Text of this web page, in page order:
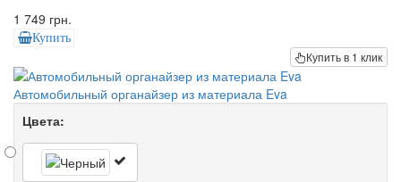
1 749 грн.
Купить
Купить в 1 клик
Автомобильный органайзер из материала Eva
Цвета: